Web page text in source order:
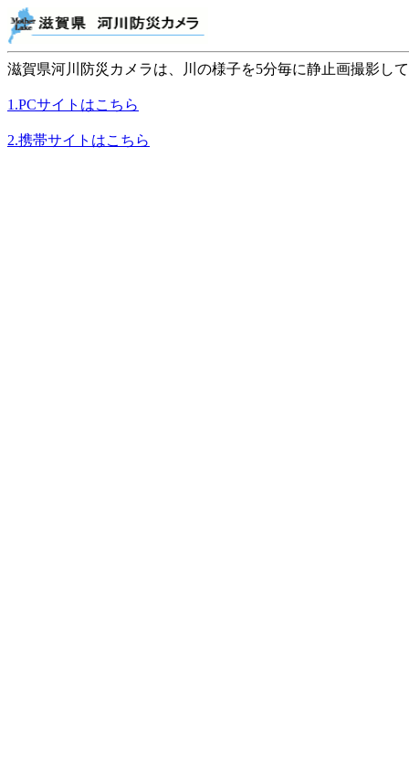
滋賀県河川防災カメラは、川の様子を5分毎に静止画撮影し
1.PCサイトはこちら
2.携帯サイトはこちら